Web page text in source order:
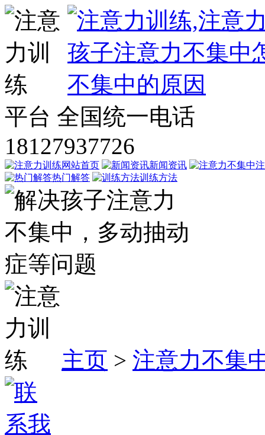
平台 全国统一电话
18127937726
网站首页 新闻资讯
热门解答
训练方法
主页 > 注意力不集